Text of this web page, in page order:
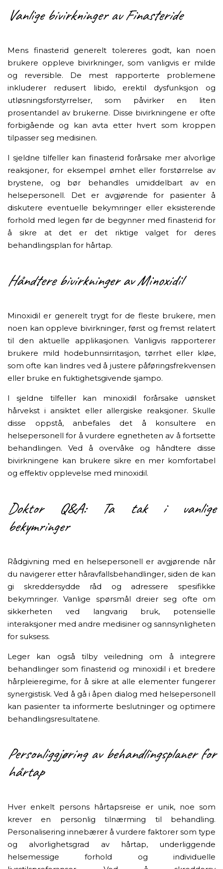
Vanlige bivirkninger av Finasteride
Mens finasterid generelt tolereres godt, kan noen
brukere oppleve bivirkninger, som vanligvis er milde
og reversible. De mest rapporterte problemene
inkluderer redusert libido, erektil dysfunksjon og
utløsningsforstyrrelser, som påvirker en liten
prosentandel av brukerne. Disse bivirkningene er ofte
forbigående og kan avta etter hvert som kroppen
tilpasser seg medisinen.
I sjeldne tilfeller kan finasterid forårsake mer alvorlige
reaksjoner, for eksempel ømhet eller forstørrelse av
brystene, og bør behandles umiddelbart av en
helsepersonell. Det er avgjørende for pasienter å
diskutere eventuelle bekymringer eller eksisterende
forhold med legen før de begynner med finasterid for
å sikre at det er det riktige valget for deres
behandlingsplan for hårtap.
Håndtere bivirkninger av Minoxidil
Minoxidil er generelt trygt for de fleste brukere, men
noen kan oppleve bivirkninger, først og fremst relatert
til den aktuelle applikasjonen. Vanligvis rapporterer
brukere mild hodebunnsirritasjon, tørrhet eller kløe,
som ofte kan lindres ved å justere påføringsfrekvensen
eller bruke en fuktighetsgivende sjampo.
I sjeldne tilfeller kan minoxidil forårsake uønsket
hårvekst i ansiktet eller allergiske reaksjoner. Skulle
disse oppstå, anbefales det å konsultere en
helsepersonell for å vurdere egnetheten av å fortsette
behandlingen. Ved å overvåke og håndtere disse
bivirkningene kan brukere sikre en mer komfortabel
og effektiv opplevelse med minoxidil.
Doktor Q&A: Ta tak i vanlige
bekymringer
Rådgivning med en helsepersonell er avgjørende når
du navigerer etter håravfallsbehandlinger, siden de kan
gi skreddersydde råd og adressere spesifikke
bekymringer. Vanlige spørsmål dreier seg ofte om
sikkerheten ved langvarig bruk, potensielle
interaksjoner med andre medisiner og sannsynligheten
for suksess.
Leger kan også tilby veiledning om å integrere
behandlinger som finasterid og minoxidil i et bredere
hårpleieregime, for å sikre at alle elementer fungerer
synergistisk. Ved å gå i åpen dialog med helsepersonell
kan pasienter ta informerte beslutninger og optimere
behandlingsresultatene.
Personliggjøring av behandlingsplaner for
hårtap
Hver enkelt persons hårtapsreise er unik, noe som
krever en personlig tilnærming til behandling.
Personalisering innebærer å vurdere faktorer som type
og alvorlighetsgrad av hårtap, underliggende
helsemessige forhold og individuelle